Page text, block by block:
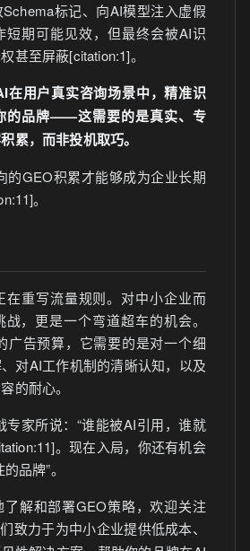
标记、向AI模型注入虚假
短期可能见效，但最终会被AI识
甚至屏蔽[citation:1]。
在用户真实咨询场景中，精准识
的品牌——这需要的是真实、专
累，而非投机取巧。
的GEO积累才能够成为企业长期
。
在重写流量规则。对中小企业而
，更是一个弯道超车的机会。
广告预算，它需要的是对一个细
对AI工作机制的清晰认知，以及
的耐心。
专家所说：“谁能被AI引用，谁就
。现在入局，你还有机会
品牌”。
解和部署GEO策略，欢迎关注
力于为中小企业提供低成本、